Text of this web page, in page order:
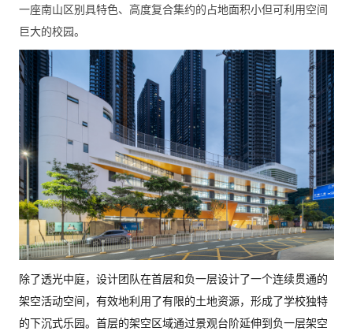
一座南山区别具特色、高度复合集约的占地面积小但可利用空间
巨大的校园。
除了透光中庭，设计团队在首层和负一层设计了一个连续贯通的
架空活动空间，有效地利用了有限的土地资源，形成了学校独特
的下沉式乐园。首层的架空区域通过景观台阶延伸到负一层架空